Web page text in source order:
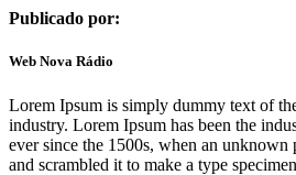
Publicado por:
Web Nova Rádio
Lorem Ipsum is simply dummy text of
industry. Lorem Ipsum has been the
ever since the 1500s, when an
and scrambled it to make a type